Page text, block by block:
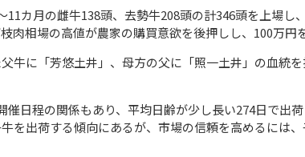
11カ月の雌牛138頭、去勢牛208頭の計346頭を上場し
肉相場の高値が農家の購買意欲を後押しし、 100万円
に「芳悠土井」、母方の父に「照一土井」の血統を
催日程の関係もあり、平均日齢が少し長い274日で出
を出荷する傾向にあるが、市場の信頼を高めるには